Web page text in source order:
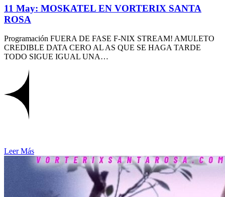
11 May: MOSKATEL EN VORTERIX SANTA
ROSA
Programación FUERA DE FASE F-NIX STREAM! AMULETO
CREDIBLE DATA CERO AL AS QUE SE HAGA TARDE
TODO SIGUE IGUAL UNA…
Leer Más